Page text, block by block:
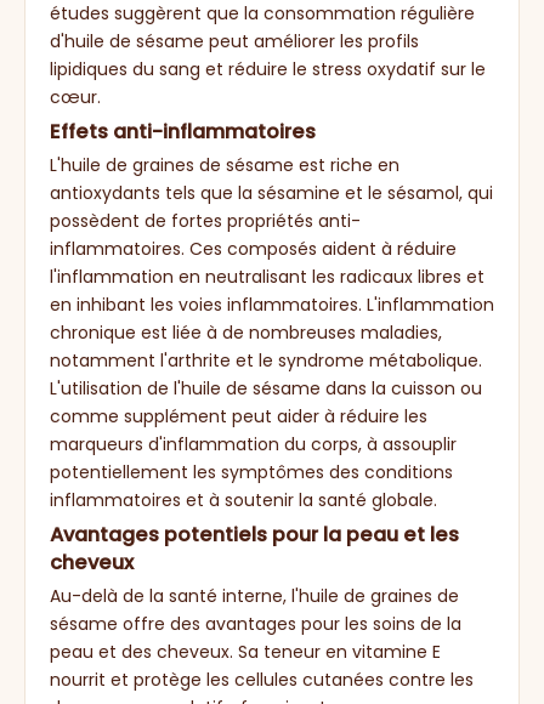
études suggèrent que la consommation régulière
d'huile de sésame peut améliorer les profils
lipidiques du sang et réduire le stress oxydatif sur le
cœur.
Effets anti-inflammatoires
L'huile de graines de sésame est riche en
antioxydants tels que la sésamine et le sésamol, qui
possèdent de fortes propriétés anti-
inflammatoires. Ces composés aident à réduire
l'inflammation en neutralisant les radicaux libres et
en inhibant les voies inflammatoires. L'inflammation
chronique est liée à de nombreuses maladies,
notamment l'arthrite et le syndrome métabolique.
L'utilisation de l'huile de sésame dans la cuisson ou
comme supplément peut aider à réduire les
marqueurs d'inflammation du corps, à assouplir
potentiellement les symptômes des conditions
inflammatoires et à soutenir la santé globale.
Avantages potentiels pour la peau et les
cheveux
Au-delà de la santé interne, l'huile de graines de
sésame offre des avantages pour les soins de la
peau et des cheveux. Sa teneur en vitamine E
nourrit et protège les cellules cutanées contre les